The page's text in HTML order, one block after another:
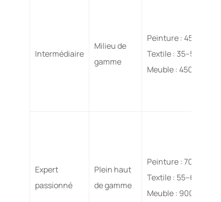
Intermédiaire
Milieu de
gamme
Peinture : 45–60 € /
Textile : 35–50 €
Meuble : 450–750 €
Expert
passionné
Plein haut
de gamme
Peinture : 70–75 € / L
Textile : 55–60 €
Meuble : 900–1 200